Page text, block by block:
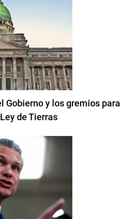
Gobierno y los gremios para
de Tierras